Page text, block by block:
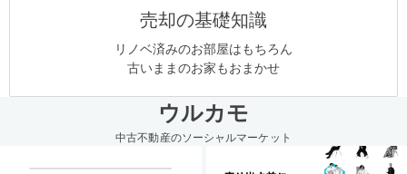
売却の基礎知識
リノベ済みのお部屋はもちろん
古いままのお家もおまかせ
ウルカモ
中古不動産のソーシャルマーケット